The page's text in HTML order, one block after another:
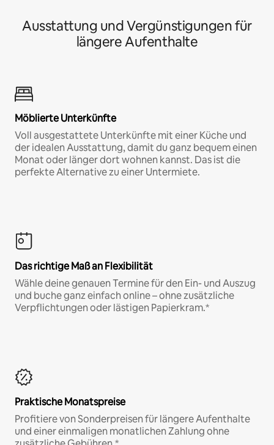
Ausstattung und Vergünstigungen für
längere Aufenthalte
Möblierte Unterkünfte
Voll ausgestattete Unterkünfte mit einer Küche und
der idealen Ausstattung, damit du ganz bequem einen
Monat oder länger dort wohnen kannst. Das ist die
perfekte Alternative zu einer Untermiete.
Das richtige Maß an Flexibilität
Wähle deine genauen Termine für den Ein- und Auszug
und buche ganz einfach online – ohne zusätzliche
Verpflichtungen oder lästigen Papierkram.*
Praktische Monatspreise
Profitiere von Sonderpreisen für längere Aufenthalte
und einer einmaligen monatlichen Zahlung ohne